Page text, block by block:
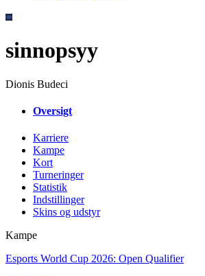
sinnopsyy
Dionis Budeci
Oversigt
Karriere
Kampe
Kort
Turneringer
Statistik
Indstillinger
Skins og udstyr
Kampe
Esports World Cup 2026: Open Qualifier